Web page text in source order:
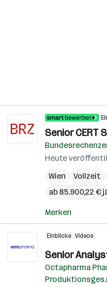
Senior CERT
Heute
Wien
Vollzeit
ab 85.900,22 €
Merken
Einblicke Videos
Senior
Octapharma